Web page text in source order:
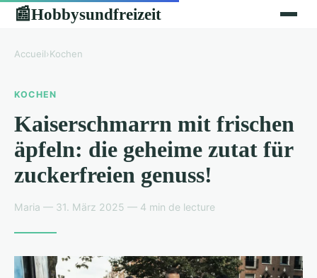
📰Hobbysundfreizeit
Accueil›Kochen
KOCHEN
Kaiserschmarrn mit frischen
äpfeln: die geheime zutat für
zuckerfreien genuss!
Maria — 31. März 2025 — 4 min de lecture